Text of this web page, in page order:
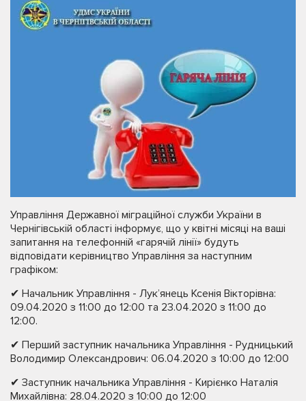
Управління Державної міграційної служби України в
Чернігівській області інформує, що у квітні місяці на ваші
запитання на телефонній «гарячій лінії» будуть
відповідати керівництво Управління за наступним
графіком:
✔ Начальник Управління - Лук’янець Ксенія Вікторівна:
09.04.2020 з 11:00 до 12:00 та 23.04.2020 з 11:00 до
12:00.
✔ Перший заступник начальника Управління - Рудницький
Володимир Олександрович: 06.04.2020 з 10:00 до 12:00
✔ Заступник начальника Управління - Кирієнко Наталія
Михайлівна: 28.04.2020 з 10:00 до 12:00